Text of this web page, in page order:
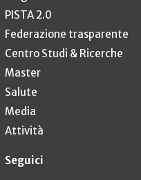
PISTA 2.0
Federazione trasparente
Centro Studi & Ricerche
Master
Salute
Media
Attività
Seguici